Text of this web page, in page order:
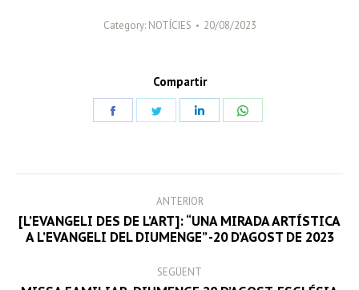
Category: NOTÍCIES 20/08/2023
Compartir
NAVIGATION
ANTERIOR
Previous
[L’EVANGELI DES DE L’ART]: “UNA MIRADA ARTÍSTICA
A L’EVANGELI DEL DIUMENGE” -20 D’AGOST DE 2023
SEGÜENT